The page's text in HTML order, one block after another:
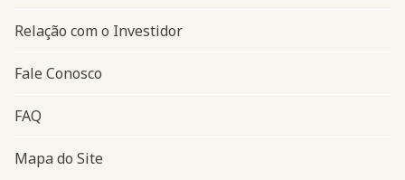
Relação com o Investidor
Fale Conosco
FAQ
Mapa do Site